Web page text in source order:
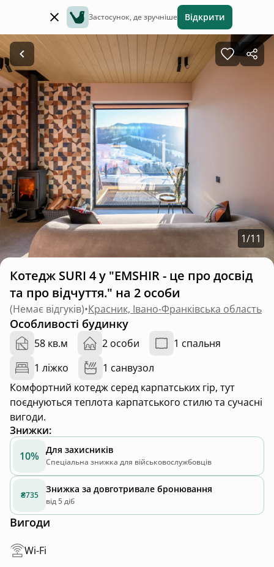
Застосунок, де зручніше Відкрити
1/11
Котедж SURI 4 у "EMSHIR - це про досвід
та про відчуття." на 2 особи
(Немає відгуків)•Красник, Івано-Франківська область
Особливості будинку
58 кв.м 2 особи
1 спальня
1 ліжко
1 санвузол
Комфортний котедж серед карпатських гір, тут
поєднуються теплота карпатського стилю та сучасні
вигоди.
Знижки:
10% Для захисників
Спеціальна знижка для військовослужбовців
₴735
Знижка за довготривале бронювання
від 5 діб
Вигоди
Wi-Fi